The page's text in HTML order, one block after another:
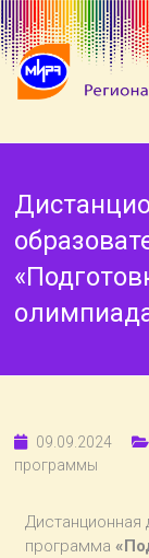
09.09.2024
программы
Дистанционная
программа